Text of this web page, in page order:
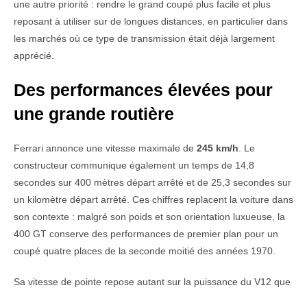
une autre priorité : rendre le grand coupé plus facile et plus
reposant à utiliser sur de longues distances, en particulier dans
les marchés où ce type de transmission était déjà largement
apprécié.
Des performances élevées pour
une grande routière
Ferrari annonce une vitesse maximale de 245 km/h . Le
constructeur communique également un temps de 14,8
secondes sur 400 mètres départ arrêté et de 25,3 secondes sur
un kilomètre départ arrêté. Ces chiffres replacent la voiture dans
son contexte : malgré son poids et son orientation luxueuse, la
400 GT conserve des performances de premier plan pour un
coupé quatre places de la seconde moitié des années 1970.
Sa vitesse de pointe repose autant sur la puissance du V12 que